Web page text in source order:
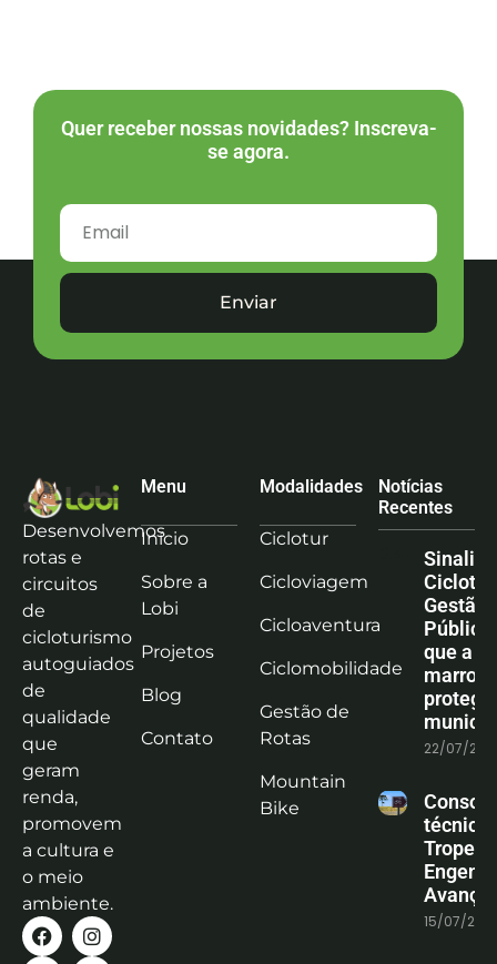
Quer receber nossas novidades? Inscreva-
se agora.
Enviar
Desenvolvemos
rotas e
circuitos
de
cicloturismo
autoguiados
de
qualidade
que
geram
renda,
promovem
a cultura e
o meio
ambiente.
Menu
Início
Sobre a
Lobi
Projetos
Blog
Contato
Modalidades
Ciclotur
Cicloviagem
Cicloaventura
Ciclomobilidade
Gestão de
Rotas
Mountain
Bike
Notícias
Recentes
Gestão
que a
marrom
protege
22/07/
técnica
15/07/